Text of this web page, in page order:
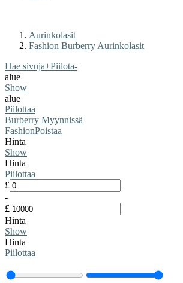
Aurinkolasit
Fashion Burberry Aurinkolasit
Hae sivuja+Piilota-
alue
Show
alue
Piilottaa
Burberry Myynnissä
FashionPoistaa
Hinta
Show
Hinta
Piilottaa
£
-
£
Hinta
Show
Hinta
Piilottaa